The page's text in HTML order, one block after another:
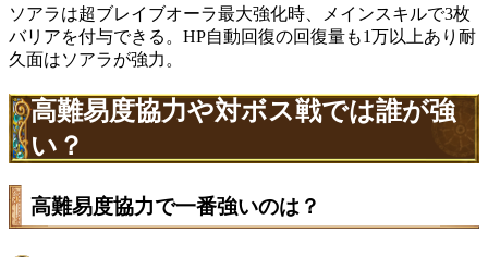
ソアラは超ブレイブオーラ最大強化時、メインスキルで3枚
バリアを付与できる。HP自動回復の回復量も1万以上あり耐
久面はソアラが強力。
高難易度協力や対ボス戦では誰が強
い？
高難易度協力で一番強いのは？